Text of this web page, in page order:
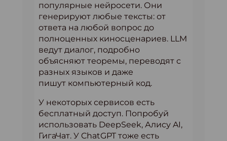
популярные нейросети. Они
генерируют любые тексты: от
ответа на любой вопрос до
полноценных киносценариев. LLM
ведут диалог, подробно
объясняют теоремы, переводят с
разных языков и даже
пишут компьютерный код.
У некоторых сервисов есть
бесплатный доступ. Попробуй
использовать DeepSeek, Алису AI,
ГигаЧат. У ChatGPT тоже есть